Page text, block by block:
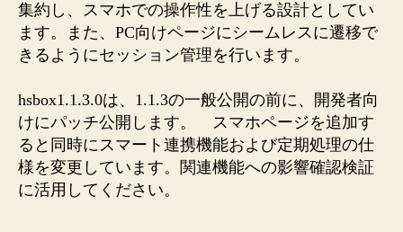
開
発
者
け
に
ス
ホ
向
集約し、スマホでの操作性を上げる設計としてい
ます。また、PC向けページにシームレスに遷移で
きるようにセッション管理を行います。
hsbox1.1.3.0は、1.1.3の一般公開の前に、開発者向
けにパッチ公開します。 スマホページを追加す
ると同時にスマート連携機能および定期処理の仕
様を変更しています。関連機能への影響確認検証
に活用してください。